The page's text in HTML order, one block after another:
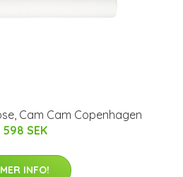
Cam Cam Copenhagen
598 SEK
MER INFO!